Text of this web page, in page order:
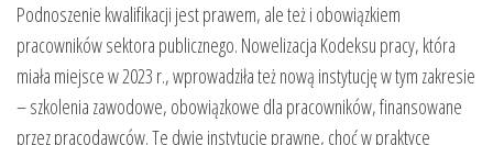
do
pobrania
Podnoszenie kwalifikacji jest prawem, ale też i obowiązkiem
pracowników sektora publicznego. Nowelizacja Kodeksu pracy, która
miała miejsce w 2023 r., wprowadziła też nową instytucję w tym zakresie
– szkolenia zawodowe, obowiązkowe dla pracowników, finansowane
przez pracodawców. Te dwie instytucje prawne, choć w praktyce